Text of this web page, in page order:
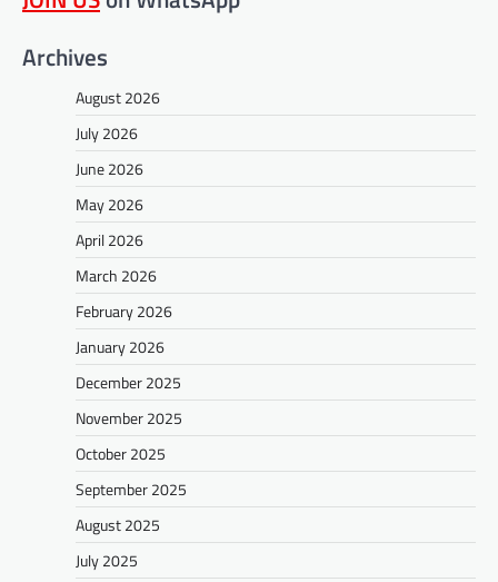
Archives
August 2026
July 2026
June 2026
May 2026
April 2026
March 2026
February 2026
January 2026
December 2025
November 2025
October 2025
September 2025
August 2025
July 2025